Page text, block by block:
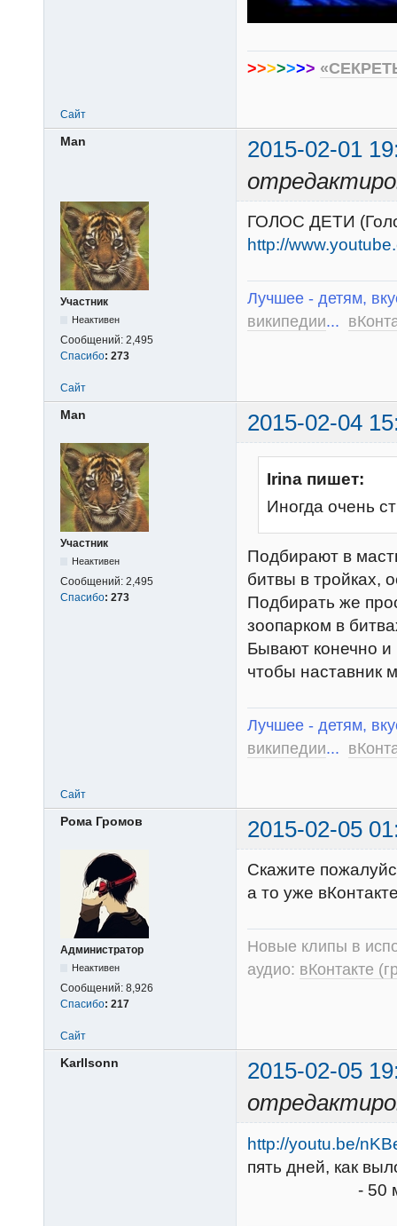
>>>>>>>
Сайт
Man
2015-02-01
Участник
Неактивен
Сообщений: 2,495
Спасибо: 273
ГОЛОС ДЕТИ
http://
Лучшее - детям,
википедии...
Сайт
Man 2015-02-04
Участник
Неактивен
Сообщений: 2,495
Спасибо: 273
Irina пишет:
Иногда очень
Подбирают в
битвы в тройках,
Подбирать же
зоопарком в
Бывают конечно и
чтобы наставник
Лучшее - детям,
википедии...
Сайт
Рома Громов 2015-02-05
Администратор
Неактивен
Сообщений: 8,926
Спасибо: 217
Скажите
а то уже
Новые клипы в
аудио: вКонтакте
Сайт
Karllsonn
2015-02-05
http://youtu.be/
пять дней, как
- 50 минут